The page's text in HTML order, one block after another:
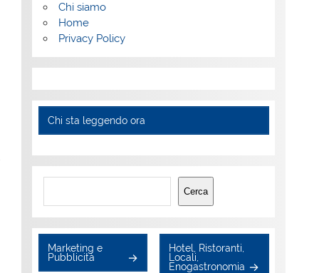
Chi siamo
Home
Privacy Policy
Chi sta leggendo ora
Cerca
Cerca
Marketing e
Pubblicità
Hotel, Ristoranti,
Locali,
Enogastronomia